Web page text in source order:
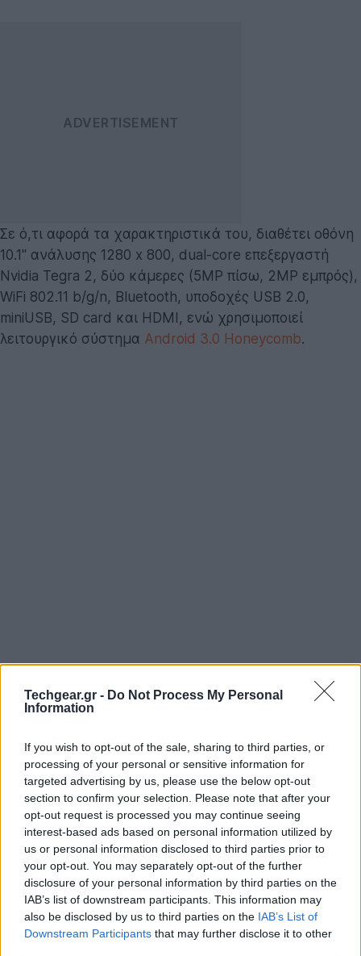
Techgear.gr - Do Not Process My Personal
Information
If you wish to opt-out of the sale, sharing to third parties, or
processing of your personal or sensitive information for
targeted advertising by us, please use the below opt-out
section to confirm your selection. Please note that after your
opt-out request is processed you may continue seeing
interest-based ads based on personal information utilized by
us or personal information disclosed to third parties prior to
your opt-out. You may separately opt-out of the further
disclosure of your personal information by third parties on the
IAB’s list of downstream participants. This information may
also be disclosed by us to third parties on the IAB’s List of
Downstream Participants that may further disclose it to other
Σε ό,τι αφορά τα χαρακτηριστικά του, διαθέτει οθόνη
10.1'' ανάλυσης 1280 x 800, dual-core επεξεργαστή
Nvidia Tegra 2, δύο κάμερες (5MP πίσω, 2MP εμπρός),
WiFi 802.11 b/g/n, Bluetooth, υποδοχές USB 2.0,
miniUSB, SD card και HDMI, ενώ χρησιμοποιεί
λειτουργικό σύστημα Android 3.0 Honeycomb.
Ακόμη, διαθέτει υποδοχή ακουστικών 3.5mm,
αποσπώμενο λαστιχένιο περίβλημα και αποσπώμενη
μπαταρία, χωρίς όμως να αναφέρεται η αυτονομία
της.
Μέχρι στιγμής καμία πληροφορία για την ημερομηνία
κυκλοφορίας και την τιμή του.